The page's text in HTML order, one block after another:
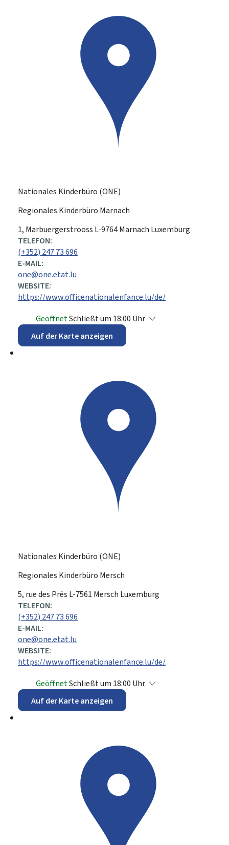
Nationales Kinderbüro (ONE)
Regionales Kinderbüro Marnach
ADRESSE:
1, Marbuergerstrooss L-9764Marnach Luxemburg
TELEFON:
(+352) 247 73 696
E-MAIL:
one@one.etat.lu
WEBSITE:
https://www.officenationalenfance.lu/de/
GeöffnetSchließt um 18:00 Uhr
Auf der Karte anzeigen
Nationales Kinderbüro (ONE)
Regionales Kinderbüro Mersch
ADRESSE:
5, rue des Prés L-7561 Mersch Luxemburg
TELEFON:
(+352) 247 73 696
E-MAIL:
one@one.etat.lu
WEBSITE:
https://www.officenationalenfance.lu/de/
GeöffnetSchließt um 18:00 Uhr
Auf der Karte anzeigen